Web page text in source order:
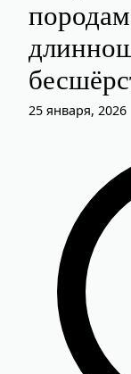
25 января, 2026